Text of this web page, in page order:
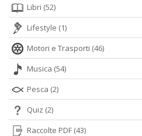
Libri (52)
Lifestyle (1)
Motori e Trasporti (46)
Musica (54)
Pesca (2)
Quiz (2)
Raccolte PDF (43)